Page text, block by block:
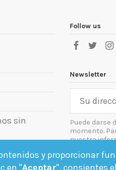
sin
Follow us
Newsletter
Puede darse
momento.
nuestra
Acepto
y proporcionar
en "Aceptar", consientes